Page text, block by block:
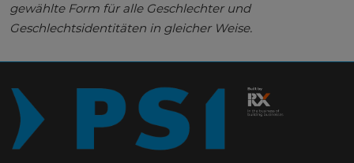
gewählte Form für alle Geschlechter und
Geschlechtsidentitäten in gleicher Weise.